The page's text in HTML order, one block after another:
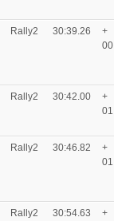
Rally2 30:39.26
+
Rally2 30:42.00
+
Rally2 30:46.82
+
Rally2 30:54.63
+